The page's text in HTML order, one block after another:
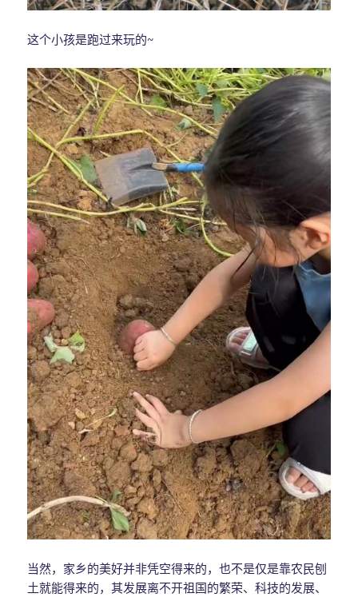
这个小孩是跑过来玩的~
当然，家乡的美好并非凭空得来的，也不是仅是靠农民刨
土就能得来的，其发展离不开祖国的繁荣、科技的发展、